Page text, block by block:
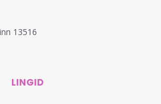
13516
LINGID